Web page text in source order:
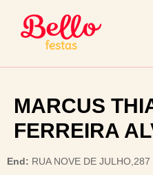
MARCUS
FERREIRA
End: RUA NOVE DE JULHO,287